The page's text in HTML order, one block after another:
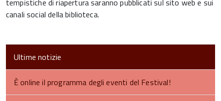
tempistiche di riapertura saranno pubblicati sul sito web e sui
canali social della biblioteca.
Ultime notizie
È online il programma degli eventi del Festival!